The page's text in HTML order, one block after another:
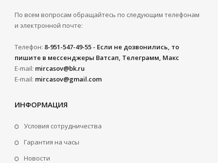
По всем вопросам обращайтесь по следующим телефонам
и электронной почте:
Телефон: 8-951-547-49-55 - Если не дозвонились, то
пишите в мессенджеры Ватсап, Телеграмм, Макс
E-mail: mircasov@bk.ru
E-mail: mircasov@gmail.com
ИНФОРМАЦИЯ
Условия сотрудничества
Гарантия на часы
Новости